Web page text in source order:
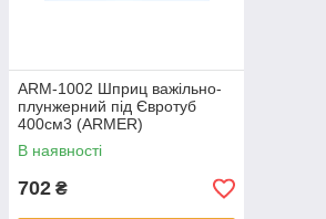
ARM-1002 Шприц важільно-
плунжерний під Євротуб
400см3 (ARMER)
В наявності
702 ₴